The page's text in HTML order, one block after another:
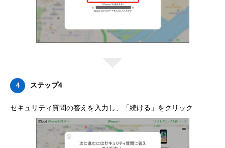
4 ステップ4
セキュリティ質問の答えを入力し、「続ける」をクリック